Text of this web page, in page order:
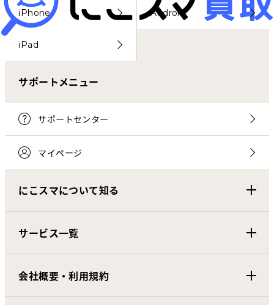
iPhone Android
iPad
サポートメニュー
サポートセンター
マイページ
にこスマについて知る
サービス一覧
会社概要・利用規約